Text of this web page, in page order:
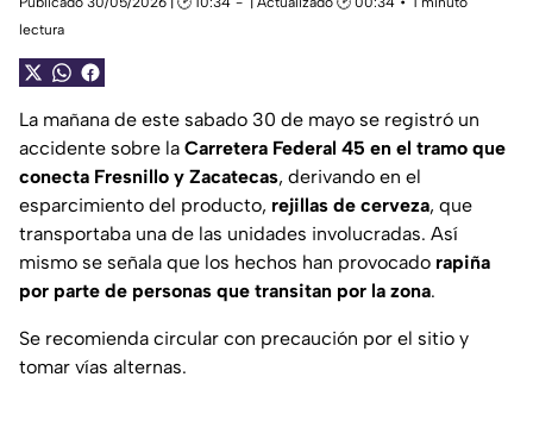
lectura
La mañana de este sabado 30 de mayo se registró un
accidente sobre la Carretera Federal 45 en el tramo que
conecta Fresnillo y Zacatecas, derivando en el
esparcimiento del producto, rejillas de cerveza, que
transportaba una de las unidades involucradas. Así
mismo se señala que los hechos han provocado rapiña
por parte de personas que transitan por la zona.
Se recomienda circular con precaución por el sitio y
tomar vías alternas.